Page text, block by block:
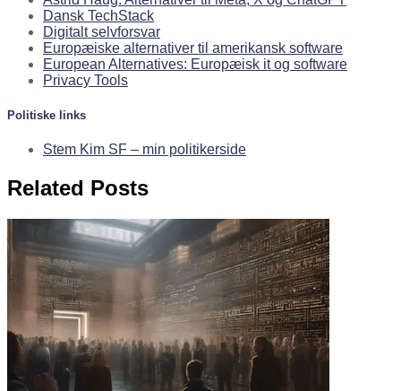
Dansk TechStack
Digitalt selvforsvar
Europæiske alternativer til amerikansk software
European Alternatives: Europæisk it og software
Privacy Tools
Politiske links
Stem Kim SF – min politikerside
Related Posts